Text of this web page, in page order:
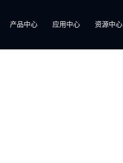
产品中心 应用中心 资源中心